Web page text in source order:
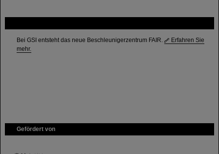
Bei GSI entsteht das neue Beschleunigerzentrum FAIR.
Erfahren Sie
mehr.
Gefördert von